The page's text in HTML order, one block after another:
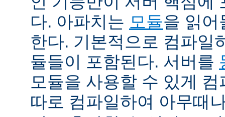
다. 아파치는 모듈을 읽어
한다. 기본적으로 컴파일
듈들이 포함된다. 서버를
모듈을 사용할 수 있게
따로 컴파일하여 아무때